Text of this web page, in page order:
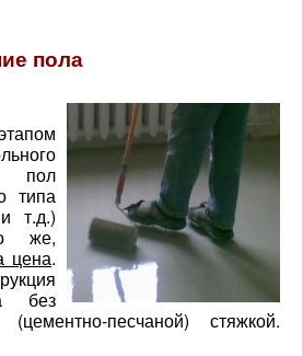
пола
пол
типа
т.д.)
же,
цена.
без
песчаной) стяжкой.